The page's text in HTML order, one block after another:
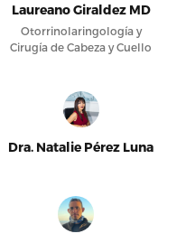
Laureano Giraldez MD
Otorrinolaringología y
Cirugía de Cabeza y Cuello
Dra. Natalie Pérez Luna